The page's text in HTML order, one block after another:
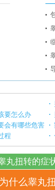
要怎么办
会有哪些危害
程
丸扭转的症
你知道
为什么睾丸扭